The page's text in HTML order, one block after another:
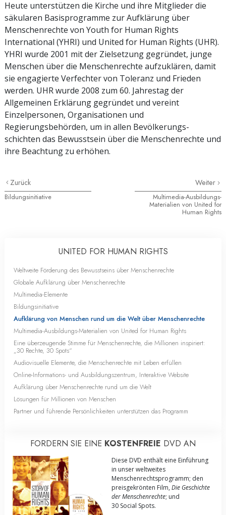
Heute unterstützen die Kirche und ihre Mitglieder die
säkularen Basisprogramme zur Aufklärung über
Menschenrechte von Youth for Human Rights
International (YHRI) und United for Human Rights (UHR).
YHRI wurde 2001 mit der Zielsetzung gegründet, junge
Menschen über die Menschenrechte aufzuklären, damit
sie engagierte Verfechter von Toleranz und Frieden
werden. UHR wurde 2008 zum 60. Jahrestag der
Allgemeinen Erklärung gegründet und vereint
Einzelpersonen, Organisationen und
Regierungsbehörden, um in allen Bevölkerungs­
schichten das Bewusstsein über die Menschen­rechte und
ihre Beachtung zu erhöhen.
Zurück
Bildungsinitiative
Weiter
Multimedia-Ausbildungs-
Materialien von United for
Human Rights
UNITED FOR HUMAN RIGHTS
Weltweite Förderung des Bewusstseins über Menschenrechte
Globale Aufklärung über Menschenrechte
Multimedia-Elemente
Bildungsinitiative
Aufklärung von Menschen rund um die Welt über Menschenrechte
Multimedia-Ausbildungs-Materialien von United for Human Rights
Eine überzeugende Stimme für Menschenrechte, die Millionen inspiriert:
„30 Rechte, 30 Spots“
Audiovisuelle Elemente, die Menschenrechte mit Leben erfüllen
Online-Informations- und Ausbildungszentrum, Interaktive Website
Aufklärung über Menschenrechte rund um die Welt
Lösungen für Millionen von Menschen
Partner und führende Persönlichkeiten unterstützen das Programm
FORDERN SIE EINE KOSTENFREIE DVD AN
Diese DVD enthält eine Einführung
in unser weltweites
Menschenrechts­programm; den
preisgekrönten Film, Die Geschichte
der Menschenrechte; und
30 Social Spots.